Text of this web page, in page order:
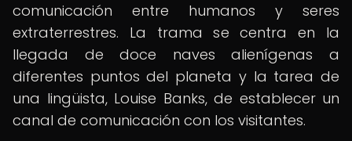
comunicación entre humanos y seres
extraterrestres. La trama se centra en la
llegada de doce naves alienígenas a
diferentes puntos del planeta y la tarea de
una lingüista, Louise Banks, de establecer un
canal de comunicación con los visitantes.